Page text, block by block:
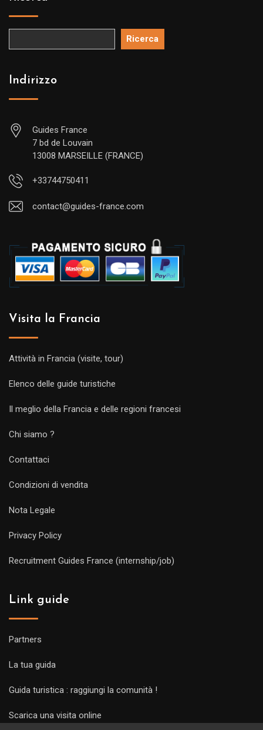
Ricerca
Indirizzo
Guides France
7 bd de Louvain
13008 MARSEILLE (FRANCE)
+33744750411
contact@guides-france.com
Visita la Francia
Attività in Francia (visite, tour)
Elenco delle guide turistiche
Il meglio della Francia e delle regioni francesi
Chi siamo ?
Contattaci
Condizioni di vendita
Nota Legale
Privacy Policy
Recruitment Guides France (internship/job)
Link guide
Partners
La tua guida
Guida turistica : raggiungi la comunità !
Scarica una visita online